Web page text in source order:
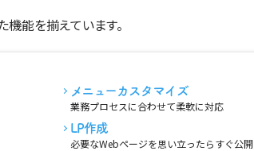
機能を揃えています。
メニューカスタマイズ
業務プロセスに合わせて柔軟に対応
LP作成
必要なWebページを思い立ったらすぐ公開